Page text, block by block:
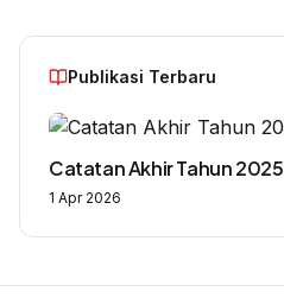
Publikasi Terbaru
Catatan Akhir Tahun 2025
1 Apr 2026